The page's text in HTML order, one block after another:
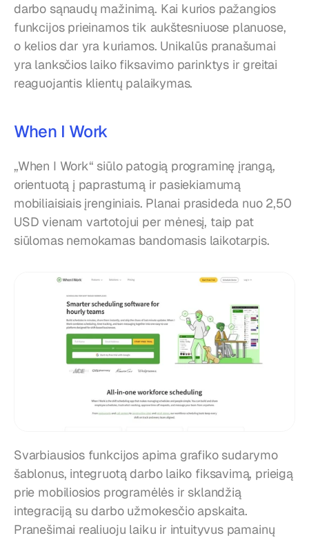
darbo sąnaudų mažinimą. Kai kurios pažangios
funkcijos prieinamos tik aukštesniuose planuose,
o kelios dar yra kuriamos. Unikalūs pranašumai
yra lanksčios laiko fiksavimo parinktys ir greitai
reaguojantis klientų palaikymas.
When I Work
„When I Work“ siūlo patogią programinę įrangą,
orientuotą į paprastumą ir pasiekiamumą
mobiliaisiais įrenginiais. Planai prasideda nuo 2,50
USD vienam vartotojui per mėnesį, taip pat
siūlomas nemokamas bandomasis laikotarpis.
Svarbiausios funkcijos apima grafiko sudarymo
šablonus, integruotą darbo laiko fiksavimą, prieigą
prie mobiliosios programėlės ir sklandžią
integraciją su darbo užmokesčio apskaita.
Pranešimai realiuoju laiku ir intuityvus pamainų